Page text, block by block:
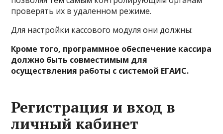
проверять их в удаленном режиме.
Для настройки кассового модуля они должны:
Кроме того, программное обеспечение кассира
должно быть совместимым для
осуществления работы с системой ЕГАИС.
Регистрация и вход в
личный кабинет